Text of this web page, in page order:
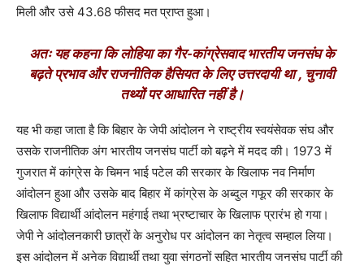
मिली और उसे 43.68 फीसद मत प्राप्त हुआ।
अतः यह कहना कि लोहिया का गैर-कांग्रेसवाद भारतीय जनसंघ के
बढ़ते प्रभाव और राजनीतिक हैसियत के लिए उत्तरदायी था , चुनावी
तथ्यों पर आधारित नहीं है।
यह भी कहा जाता है कि बिहार के जेपी आंदोलन ने राष्ट्रीय स्वयंसेवक संघ और
उसके राजनीतिक अंग भारतीय जनसंघ पार्टी को बढ़ने में मदद की। 1973 में
गुजरात में कांग्रेस के चिमन भाई पटेल की सरकार के खिलाफ नव निर्माण
आंदोलन हुआ और उसके बाद बिहार में कांग्रेस के अब्दुल गफूर की सरकार के
खिलाफ विद्यार्थी आंदोलन महंगाई तथा भ्रष्टाचार के खिलाफ प्रारंभ हो गया।
जेपी ने आंदोलनकारी छात्रों के अनुरोध पर आंदोलन का नेतृत्व सम्हाल लिया।
इस आंदोलन में अनेक विद्यार्थी तथा युवा संगठनों सहित भारतीय जनसंघ पार्टी की